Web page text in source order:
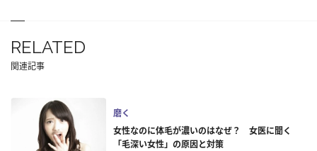
RELATED
関連記事
磨く
女性なのに体毛が濃いのはなぜ？ 女医に聞く
「毛深い女性」の原因と対策